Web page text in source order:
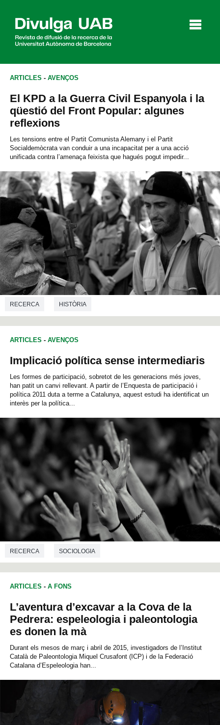
Agenda
English Español
CERCAR
ARTICLES - AVENÇOS
El KPD a la Guerra Civil Espanyola i la
qüestió del Front Popular: algunes
reflexions
Les tensions entre el Partit Comunista Alemany i el Partit
Socialdemòcrata van conduir a una incapacitat per a una acció
unificada contra l’amenaça feixista que hagués pogut impedir...
RECERCA HISTÒRIA
ARTICLES - AVENÇOS
Implicació política sense intermediaris
Les formes de participació, sobretot de les generacions més joves,
han patit un canvi rellevant. A partir de l’Enquesta de participació i
política 2011 duta a terme a Catalunya, aquest estudi ha identificat un
interès per la política...
RECERCA SOCIOLOGIA
ARTICLES - A FONS
L’aventura d’excavar a la Cova de la
Pedrera: espeleologia i paleontologia
es donen la mà
Durant els mesos de març i abril de 2015, investigadors de l’Institut
Català de Paleontologia Miquel Crusafont (ICP) i de la Federació
Catalana d’Espeleologia han...